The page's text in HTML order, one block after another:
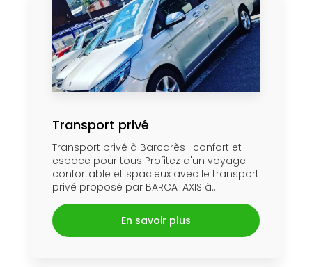
Transport privé
Transport privé à Barcarès : confort et
espace pour tous Profitez d'un voyage
confortable et spacieux avec le transport
privé proposé par BARCATAXIS à...
En savoir plus